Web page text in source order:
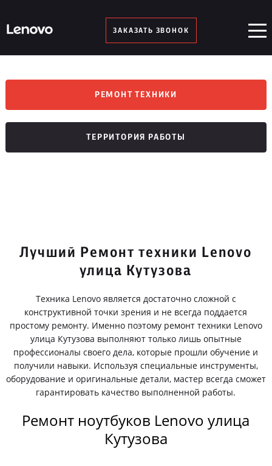
ЗАКАЗАТЬ ЗВОНОК
РЕМОНТ ТЕХНИКИ
ТЕРРИТОРИЯ РАБОТЫ
Лучший Ремонт техники Lenovo
улица Кутузова
Техника Lenovo является достаточно сложной с
конструктивной точки зрения и не всегда поддается
простому ремонту. Именно поэтому ремонт техники Lenovo
улица Кутузова выполняют только лишь опытные
профессионалы своего дела, которые прошли обучение и
получили навыки. Используя специальные инструменты,
оборудование и оригинальные детали, мастер всегда сможет
гарантировать качество выполненной работы.
Ремонт ноутбуков Lenovo улица
Кутузова